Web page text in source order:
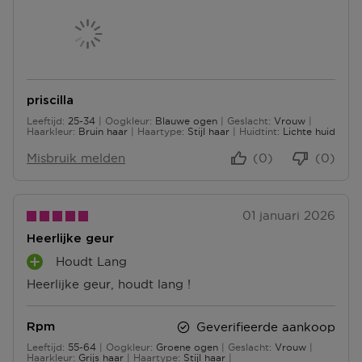
U
priscilla
Leeftijd
25 tot 3425-34 Oogkleur Blauwe ogen Geslacht
Vrouw
Haarkleur
Bruin haar Haartype Stijl haar Huidtint Lichte huid
Misbruik melden (0)
(0)
01 januari 2026
Heerlijke geur
Heerlijke geur, houdt lang !
P
L
P
U
Houdt Lang
Rpm
Leeftijd
55 tot 6455-64 Oogkleur Groene ogen Geslacht
Vrouw
Haarkleur
Grijs haar Haartype Stijl haar
Geverifieerde aankoop